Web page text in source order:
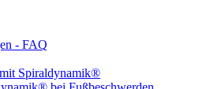
- FAQ
Spiraldynamik®